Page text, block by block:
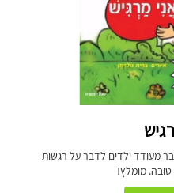
מעודד ילדים לדבר על רגשות
מומלץ!